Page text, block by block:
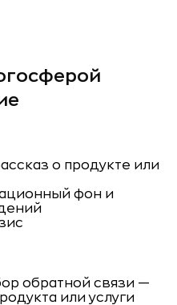
о продукте или
фон и
обратной связи —
или услуги